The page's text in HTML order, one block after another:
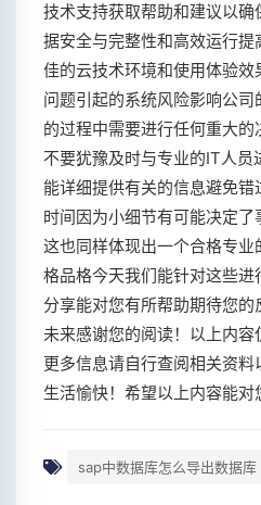
技术支持获取帮助和建议以
据安全与完整性和高效运行
佳的云技术环境和使用体验
问题引起的系统风险影响公
的过程中需要进行任何重大
不要犹豫及时与专业的IT人员
能详细提供有关的信息避免
时间因为小细节有可能决定
这也同样体现出一个合格专
格品格今天我们能针对这些
分享能对您有所帮助期待您
未来感谢您的阅读！以上内
更多信息请自行查阅相关资
生活愉快！希望以上内容能对
sap中数据库怎么导出数据库